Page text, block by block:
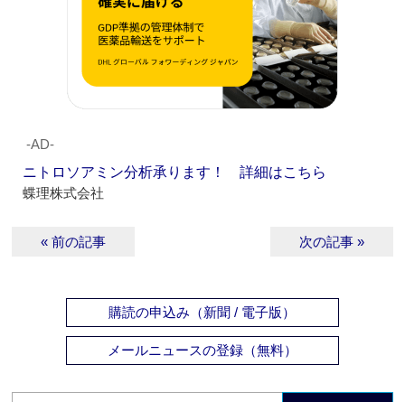
‐AD‐
ニトロソアミン分析承ります！ 詳細はこちら
蝶理株式会社
« 前の記事 次の記事 »
購読の申込み（新聞 / 電子版）
メールニュースの登録（無料）